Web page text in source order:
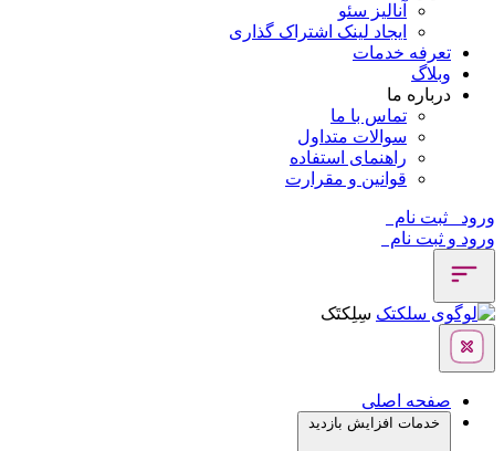
آنالیز سئو
ایجاد لینک اشتراک گذاری
تعرفه خدمات
وبلاگ
درباره ما
تماس با ما
سوالات متداول
راهنمای استفاده
قوانین و مقرارت
ورود
ثبت نام
ورود و ثبت نام
سِلِکتَک
صفحه اصلی
خدمات افزایش بازدید